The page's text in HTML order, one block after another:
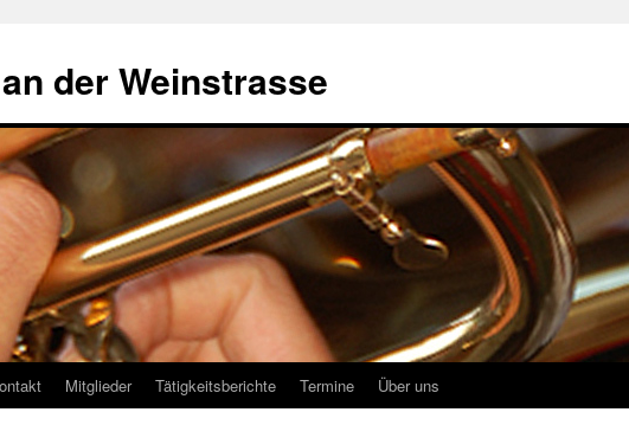
der Weinstrasse
Mitglieder Tätigkeitsberichte Termine Über uns